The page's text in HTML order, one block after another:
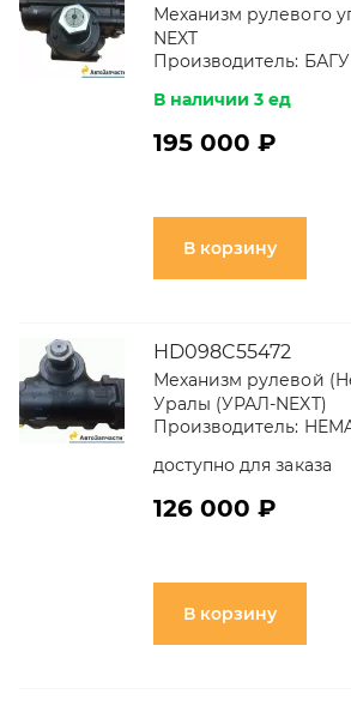
Механизм рулевого
NEXT
Производитель: БАГУ
В наличии 3 ед
195 000 ₽
В корзину
HD098C55472
Механизм рулевой
Уралы (УРАЛ-NEXT)
Производитель:
доступно для заказа
126 000 ₽
В корзину